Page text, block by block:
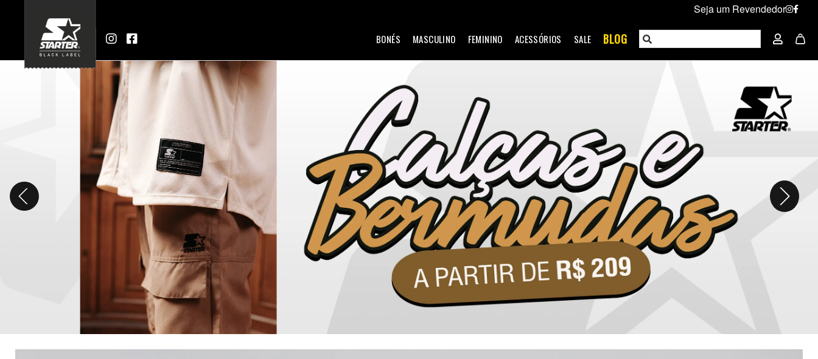
Seja um Revendedor
BONÉS MASCULINO FEMININO ACESSÓRIOS SALE BLOG